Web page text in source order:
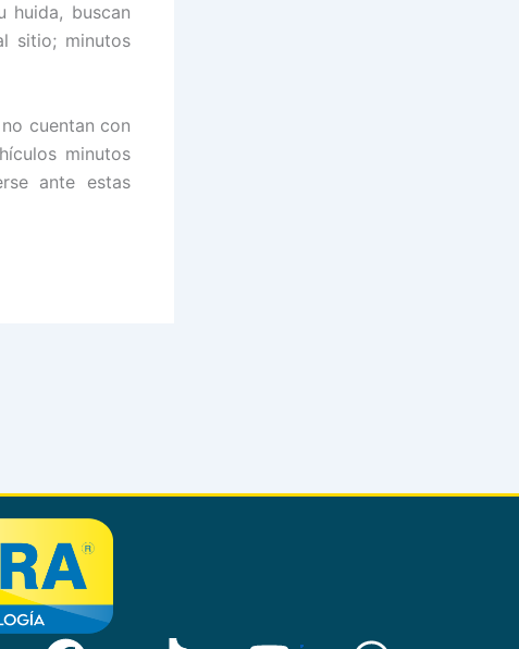
buscan
sitio; minutos
cuentan con
minutos
ante estas